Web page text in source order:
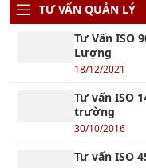
TƯ VẤN QUẢN LÝ
Tư Vấn ISO
Lượng
18/12/2021
Tư vấn ISO
trường
30/10/2016
Tư vấn ISO